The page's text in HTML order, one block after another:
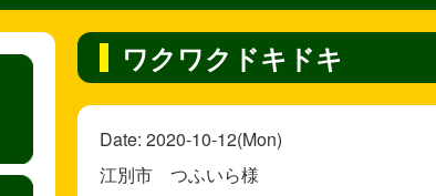
ワクワクドキドキ
Date: 2020-10-12(Mon)
江別市 つふいら様